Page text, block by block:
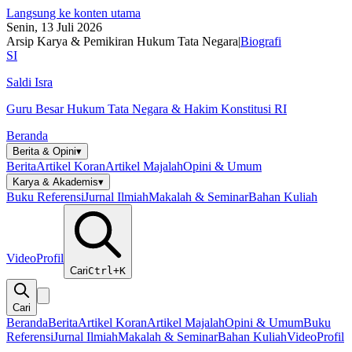
Langsung ke konten utama
Senin, 13 Juli 2026
Arsip Karya & Pemikiran Hukum Tata Negara|Biografi
SI
Saldi Isra
Guru Besar Hukum Tata Negara & Hakim Konstitusi RI
Beranda
Berita & Opini▾
BeritaArtikel KoranArtikel MajalahOpini & Umum
Karya & Akademis▾
Buku ReferensiJurnal IlmiahMakalah & SeminarBahan Kuliah
VideoProfil
CariCtrl+K
Cari
BerandaBeritaArtikel KoranArtikel MajalahOpini & UmumBuku
ReferensiJurnal IlmiahMakalah & SeminarBahan KuliahVideoProfil